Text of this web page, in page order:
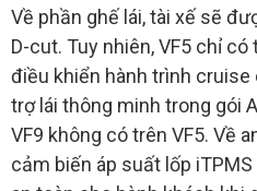
Về phần ghế lái, tài xế sẽ
D-cut. Tuy nhiên, VF5 chỉ
điều khiển hành trình
trợ lái thông minh trong gói
VF9 không có trên VF5. Về
cảm biến áp suất lốp